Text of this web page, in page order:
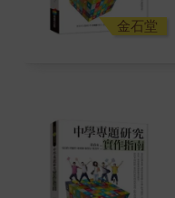
金石堂